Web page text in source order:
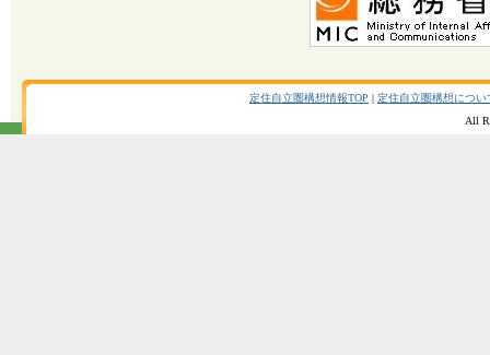
定住自立圏構想情報TOP | 定住自立圏構想につい
All